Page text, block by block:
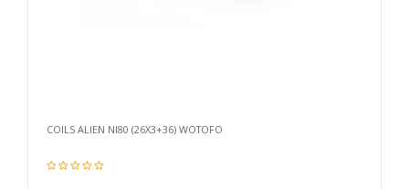
COILS ALIEN NI80 (26X3+36) WOTOFO